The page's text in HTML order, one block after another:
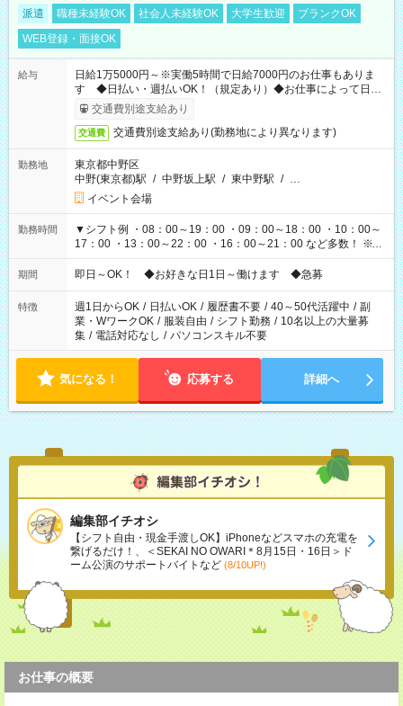
派遣 職種未経験OK 社会人未経験OK 大学生歓迎
ブランクOK
WEB登録・面接OK
給与
日給1万5000円～※実働5時間で日給7000円のお仕事もありま
す ◆日払い・週払いOK！（規定あり）◆お仕事によって日給
も異なります
交通費別途支給あり
交通費 交通費別途支給あり(勤務地により異なります)
勤務地
東京都中野区
中野(東京都)駅 / 中野坂上駅 / 東中野駅 / …
イベント会場
勤務時間
▼シフト例 ・08：00～19：00 ・09：00～18：00 ・10：00～
17：00 ・13：00～22：00 ・16：00～21：00 など多数！ ※お
仕事により勤務時間が異なります
期間 即日～OK！ ◆お好きな日1日～働けます ◆急募
特徴 週1日からOK / 日払いOK / 履歴書不要 / 40～50代活躍中 / 副
業・WワークOK / 服装自由 / シフト勤務 / 10名以上の大量募
集 / 電話対応なし / パソコンスキル不要
気になる！ 応募する 詳細へ
編集部イチオシ
【シフト自由・現金手渡しOK】iPhoneなどスマホの充電を
繋げるだけ！、＜SEKAI NO OWARI＊8月15日・16日＞ド
ーム公演のサポートバイトなど (8/10UP!)
お仕事の概要